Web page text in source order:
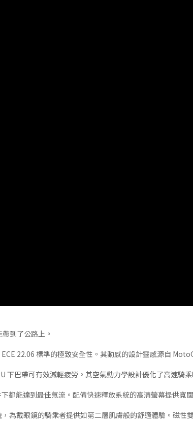
到了公路上。
22.06 標準的極致安全性。其動感的設計靈感源自
巴帶可有效減輕疲勞。其空氣動力學設計優化了高速騎
都能達到最佳氣流。配備快速釋放系統的高清螢幕提供寬
戴眼鏡的騎乘者提供如第二層肌膚般的舒適體驗。磁性